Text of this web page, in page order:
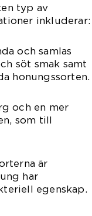
typ av
inkluderar:
och samlas
söt smak samt
honungssorten.
och en mer
som till
är
har
egenskap.